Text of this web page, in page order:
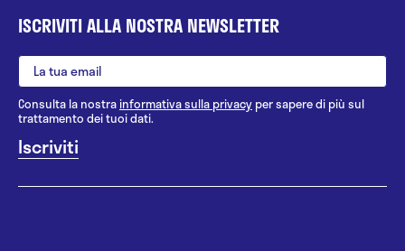
ISCRIVITI ALLA NOSTRA NEWSLETTER
Consulta la nostrainformativa sulla privacy per sapere di più sul
trattamento dei tuoi dati.